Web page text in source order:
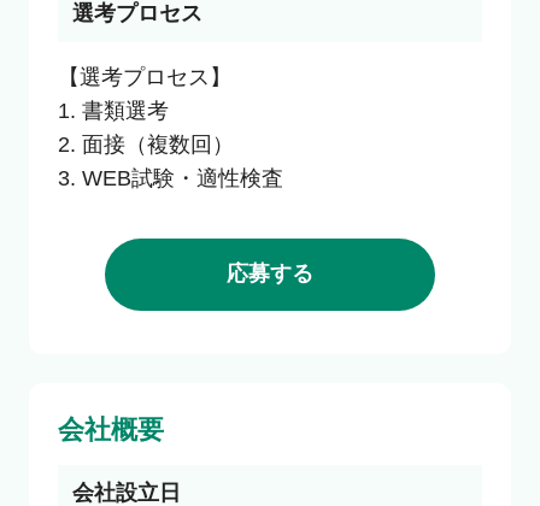
選考プロセス
【選考プロセス】
1. 書類選考
2. 面接（複数回）
3. WEB試験・適性検査
応募する
会社概要
会社設立日